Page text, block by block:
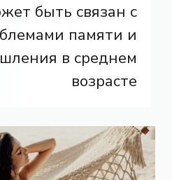
быть связан с
памяти и
в среднем
возрасте